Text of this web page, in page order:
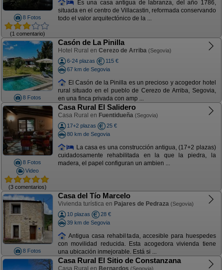
8 Fotos
(1 comentario)
Es una casa antigua de labranza, del año 1786,
situada en el centro de Villacastin, reformada conservando
todo el valor arquitectónico de la ...
8 Fotos
Casón de La Pinilla
Hotel Rural en Cerezo de Arriba (Segovia)
6-24 plazas
115 €
67 km de Segovia
El Casón de la Pinilla es un precioso y acogedor hotel
rural situado en el pueblo de Cerezo de Arriba, Segovia,
en una finca privada con amp ...
8 Fotos
Video
(3 comentarios)
Casa Rural El Salidero
Casa Rural en Fuentidueña (Segovia)
17+2 plazas
25 €
80 km de Segovia
La casa es una construcción antigua, (17+2 plazas)
cuidadosamente rehabilitada en la que la piedra, la
madera, el papel configuran un ambien ...
8 Fotos
Casa del Tío Marcelo
Vivienda turística en Pajares de Pedraza (Segovia)
10 plazas
28 €
39 km de Segovia
Antigua casa rehabilitada, accesible para huespedes
con movilidad reducida. Esta acogedora vivienda tiene
una ubicación inmejorable. Está si ...
Casa Rural El Sitio de Constanzana
Casa Rural en Bernardos (Segovia)